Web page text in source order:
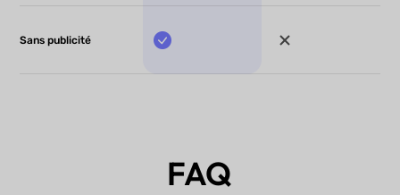
Sans publicité
FAQ